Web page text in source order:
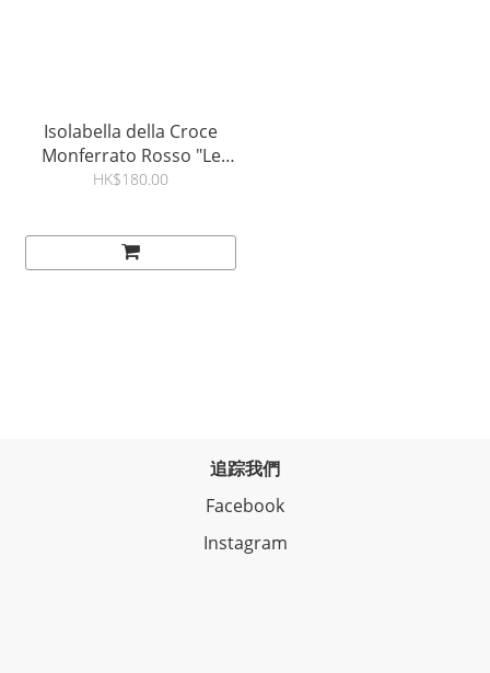
Isolabella della Croce
Monferrato Rosso "Le
Marne" DOC 2018
HK$180.00
追踪我們
Facebook
Instagram